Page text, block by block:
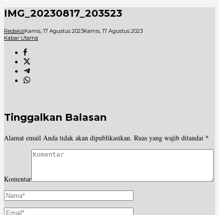
IMG_20230817_203523
RedaksiKamis, 17 Agustus 2023Kamis, 17 Agustus 2023
Kabar Utama
Tinggalkan Balasan
Alamat email Anda tidak akan dipublikasikan. Ruas yang wajib ditandai *
Komentar